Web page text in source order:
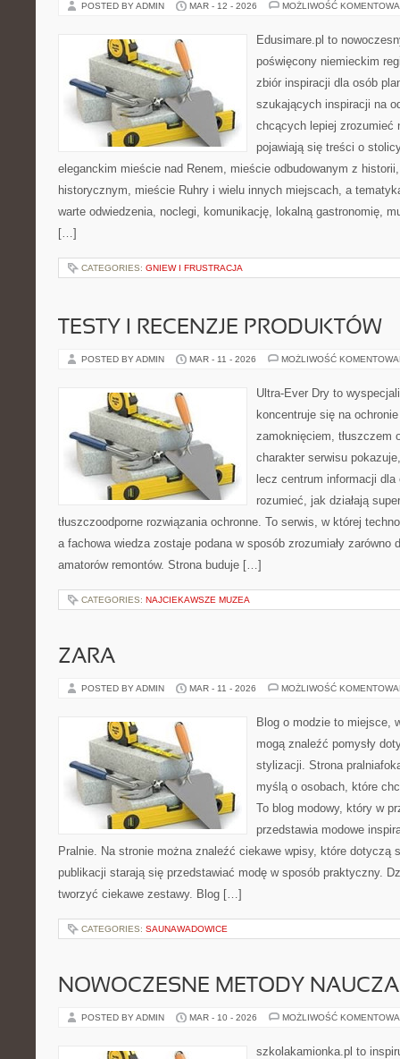
POSTED BY ADMIN MAR - 12 - 2026 MOŻLIWOŚĆ
Edusimare.pl to
poświęcony niemieckim
zbiór inspiracji dla osób
szukających inspiracji na
chcących lepiej zrozumieć
pojawiają się treści o
eleganckim mieście nad Renem, mieście odbudowanym z
historycznym, mieście Ruhry i wielu innych miejscach, a
warte odwiedzenia, noclegi, komunikację, lokalną gastronomię,
[…]
CATEGORIES: GNIEW I FRUSTRACJA
TESTY I RECENZJE PRODUKTÓW
POSTED BY ADMIN MAR - 11 - 2026 MOŻLIWOŚĆ
Ultra-Ever Dry to
koncentruje się na
zamoknięciem, tłuszczem
charakter serwisu
lecz centrum informacji
rozumieć, jak działają
tłuszczoodporne rozwiązania ochronne. To serwis, w której
a fachowa wiedza zostaje podana w sposób zrozumiały zarówno
amatorów remontów. Strona buduje […]
CATEGORIES: NAJCIEKAWSZE MUZEA
ZARA
POSTED BY ADMIN MAR - 11 - 2026 MOŻLIWOŚĆ
Blog o modzie to miejsce,
mogą znaleźć pomysły
stylizacji. Strona
myślą o osobach, które
To blog modowy, który w
przedstawia modowe
Pralnie. Na stronie można znaleźć ciekawe wpisy, które dotyczą
publikacji starają się przedstawiać modę w sposób praktyczny.
tworzyć ciekawe zestawy. Blog […]
CATEGORIES: SAUNAWADOWICE
NOWOCZESNE METODY
POSTED BY ADMIN MAR - 10 - 2026 MOŻLIWOŚĆ
szkolakamionka.pl to